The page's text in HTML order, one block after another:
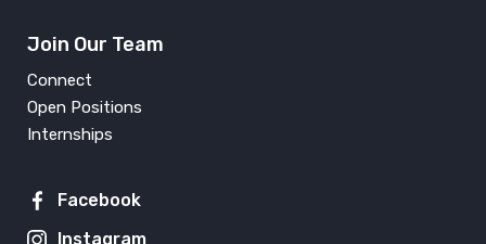
Join Our Team
Connect
Open Positions
Internships
Facebook
Instagram